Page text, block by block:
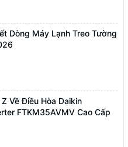
Dòng Máy Lạnh Treo Tường
Về Điều Hòa Daikin
FTKM35AVMV Cao Cấp